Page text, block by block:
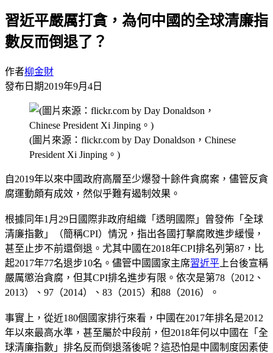
習近平嚴厲打貪，為何中國的全球清廉指
數反而倒退了？
作者柳金財
發布日期2019年9月4日
(圖片來源：flickr.com by Day Donaldson，Chinese
President Xi Jinping。)
自2019年以來中國政府高層至少爆發十餘件貪腐案，儘管反貪
腐運動頗有成效，然似乎難有遏制效果。
根據同年1月29日國際非政府組織「透明國際」曾發佈「全球
清廉指數」（簡稱CPI）情況，指出各國打擊腐敗進步緩慢，
甚至止步不前還倒退。尤其中國在2018年CPI排名列第87，比
起2017年77名退步10名。儘管中國國家主席習近平 上台後宣稱
嚴厲懲治貪腐，但其CPI排名進步有限。依次是第78（2012、
2013）、97（2014）、83（2015）和88（2016）。
事實上，從近180個國家排行來看，中國在2017年排名是2012
年以來最高水準，甚至屬於中段前，但2018年何以中國在「全
球清廉指數」排名反而倒退落後呢？這恐怕是中國制度因素使